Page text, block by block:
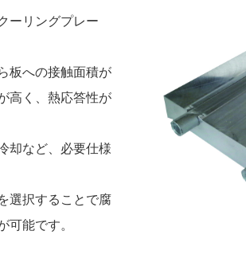
ーリングプレー
板への接触面積が
高く、熱応答性が
却など、必要仕様
選択することで腐
可能です。